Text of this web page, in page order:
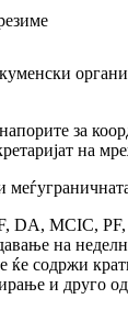
за
на
DA, MCIC,
на
ќе содржи
и друго